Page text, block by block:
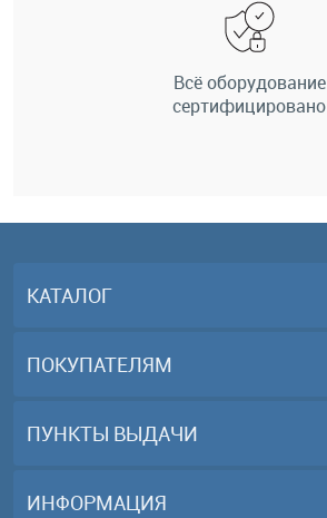
Всё оборудование
сертифицировано
КАТАЛОГ
ПОКУПАТЕЛЯМ
ПУНКТЫ ВЫДАЧИ
ИНФОРМАЦИЯ